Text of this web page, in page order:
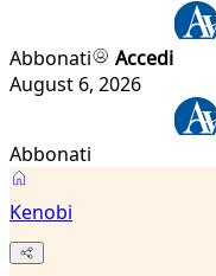
Abbonati
Accedi
August 6, 2026
Abbonati
Kenobi